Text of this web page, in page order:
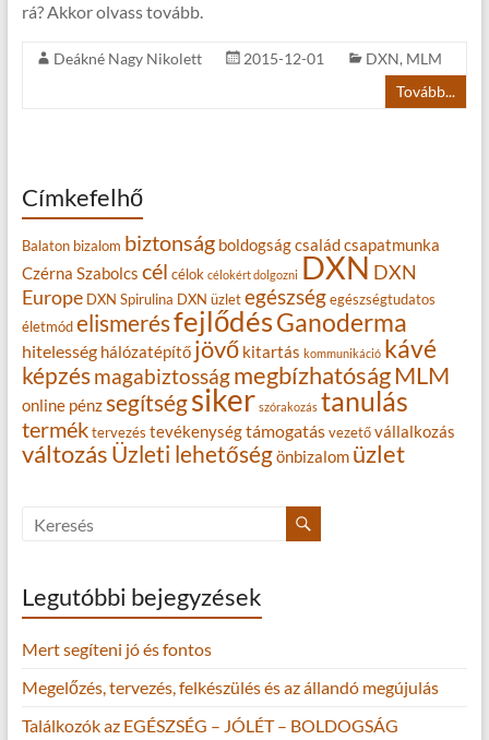
rá? Akkor olvass tovább.
Deákné Nagy Nikolett 2015-12-01 DXN, MLM
Tovább...
Címkefelhő
Balaton bizalom biztonság boldogságcsaládcsapatmunka
Czérna Szabolcs cél célok célokért dolgozni DXNDXN
Europe DXN Spirulina DXN üzlet egészség egészségtudatos
életmód elismerésfejlődésGanoderma
hitelesség hálózatépítő jövő kitartás kommunikáció kávé
képzésmagabiztosságmegbízhatóságMLM
online pénzsegítségsiker szórakozás tanulás
termék tervezés tevékenységtámogatás vezető vállalkozás
változás Üzleti lehetőségönbizalom üzlet
Legutóbbi bejegyzések
Mert segíteni jó és fontos
Megelőzés, tervezés, felkészülés és az állandó megújulás
Találkozók az EGÉSZSÉG – JÓLÉT – BOLDOGSÁG